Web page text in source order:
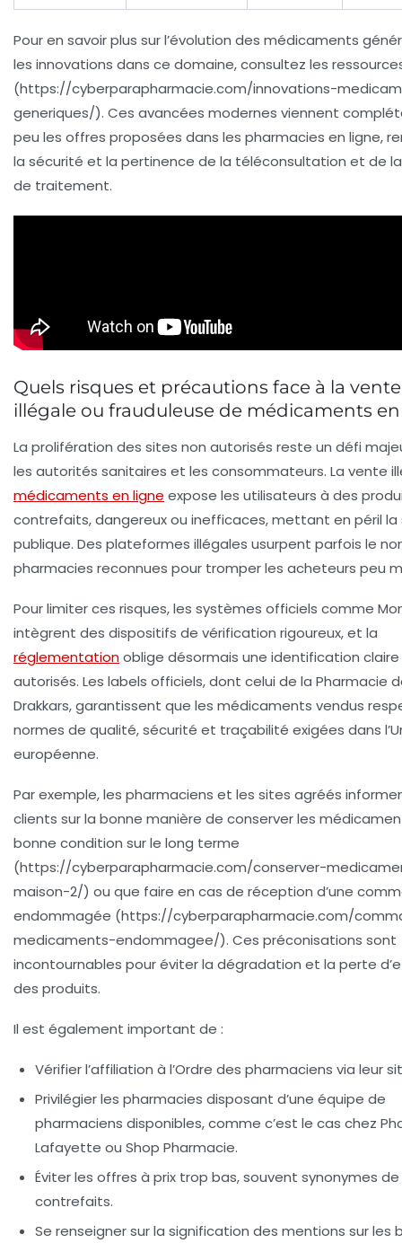
Pour en savoir plus sur l’évolution des médicaments
les innovations dans ce domaine, consultez les
(https://cyberparapharmacie.com/innovations-
generiques/). Ces avancées modernes viennent
peu les offres proposées dans les pharmacies en ligne,
la sécurité et la pertinence de la téléconsultation et de
de traitement.
Quels risques et précautions face à la vente
illégale ou frauduleuse de médicaments
La prolifération des sites non autorisés reste un défi
les autorités sanitaires et les consommateurs. La vente
médicaments en ligne expose les utilisateurs à des
contrefaits, dangereux ou inefficaces, mettant en péril
publique. Des plateformes illégales usurpent parfois le
pharmacies reconnues pour tromper les acheteurs peu
Pour limiter ces risques, les systèmes officiels comme
intègrent des dispositifs de vérification rigoureux, et la
réglementationoblige désormais une identification
autorisés. Les labels officiels, dont celui de la Pharmacie
Drakkars, garantissent que les médicaments vendus
normes de qualité, sécurité et traçabilité exigées dans
européenne.
Par exemple, les pharmaciens et les sites agréés
clients sur la bonne manière de conserver les
bonne condition sur le long terme
(https://cyberparapharmacie.com/conserver-
maison-2/) ou que faire en cas de réception d’une
endommagée (https://cyberparapharmacie.com/
medicaments-endommagee/). Ces préconisations sont
incontournables pour éviter la dégradation et la perte
des produits.
Il est également important de :
Vérifier l’affiliation à l’Ordre des pharmaciens via leur
Privilégier les pharmacies disposant d’une équipe de
pharmaciens disponibles, comme c’est le cas chez
Lafayette ou Shop Pharmacie.
Éviter les offres à prix trop bas, souvent synonymes
contrefaits.
Se renseigner sur la signification des mentions sur les